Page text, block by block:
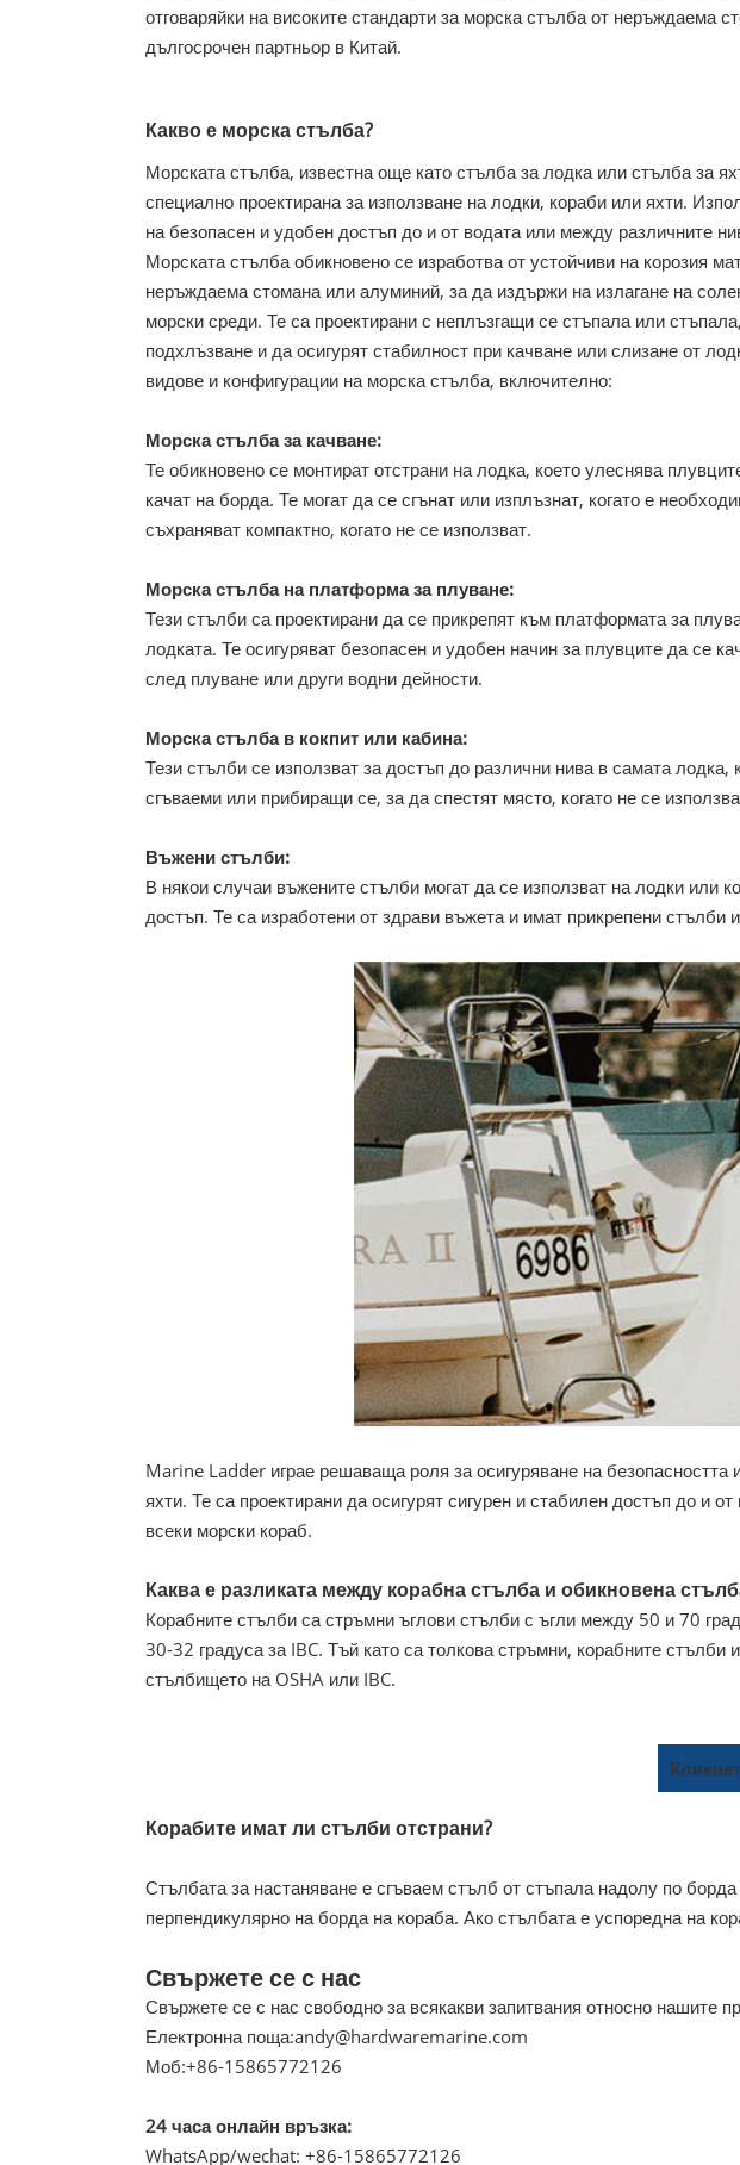
отговаряйки на високите стандарти за морска стълба от
дългосрочен партньор в Китай.
Какво е морска стълба?
Морската стълба, известна още като стълба за лодка или стълба за
специално проектирана за използване на лодки, кораби или яхти.
на безопасен и удобен достъп до и от водата или между различните
Морската стълба обикновено се изработва от устойчиви на корозия
неръждаема стомана или алуминий, за да издържи на излагане на
морски среди. Те са проектирани с неплъзгащи се стъпала или
подхлъзване и да осигурят стабилност при качване или слизане от
видове и конфигурации на морска стълба, включително:
Морска стълба за качване:
Те обикновено се монтират отстрани на лодка, което улеснява
качат на борда. Те могат да се сгънат или изплъзнат, когато е
съхраняват компактно, когато не се използват.
Морска стълба на платформа за плуване:
Тези стълби са проектирани да се прикрепят към платформата за
лодката. Те осигуряват безопасен и удобен начин за плувците да се
след плуване или други водни дейности.
Морска стълба в кокпит или кабина:
Тези стълби се използват за достъп до различни нива в самата
сгъваеми или прибиращи се, за да спестят място, когато не се
Въжени стълби:
В някои случаи въжените стълби могат да се използват на лодки или
достъп. Те са изработени от здрави въжета и имат прикрепени стълби
Marine Ladder играе решаваща роля за осигуряване на
яхти. Те са проектирани да осигурят сигурен и стабилен достъп до и
всеки морски кораб.
Каква е разликата между корабна стълба и обикновена
Корабните стълби са стръмни ъглови стълби с ъгли между 50 и 70
30-32 градуса за IBC. Тъй като са толкова стръмни, корабните
стълбището на OSHA или IBC.
Корабите имат ли стълби отстрани?
Стълбата за настаняване е сгъваем стълб от стъпала надолу по
перпендикулярно на борда на кораба. Ако стълбата е успоредна на
Свържете се с нас
Свържете се с нас свободно за всякакви запитвания относно нашите
Електронна поща:andy@hardwaremarine.com
Моб:+86-15865772126
24 часа онлайн връзка:
WhatsApp/wechat: +86-15865772126